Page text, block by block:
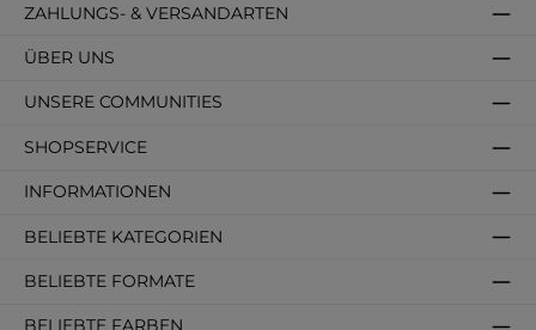
SHOPSERVICE
INFORMATIONEN
BELIEBTE KATEGORIEN
BELIEBTE FORMATE
BELIEBTE FARBEN
ZAHLUNGS- & VERSANDARTEN
ÜBER UNS
UNSERE COMMUNITIES